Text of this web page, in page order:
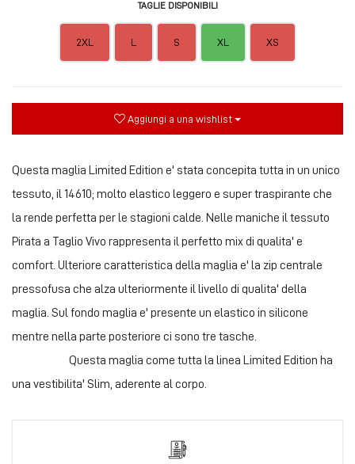
TAGLIE DISPONIBILI
2XL L S XL XS
Aggiungi a una wishlist
Questa maglia Limited Edition e' stata concepita tutta in un unico
tessuto, il 14610; molto elastico leggero e super traspirante che
la rende perfetta per le stagioni calde. Nelle maniche il tessuto
Pirata a Taglio Vivo rappresenta il perfetto mix di qualita' e
comfort. Ulteriore caratteristica della maglia e' la zip centrale
pressofusa che alza ulteriormente il livello di qualita' della
maglia. Sul fondo maglia e' presente un elastico in silicone
mentre nella parte posteriore ci sono tre tasche.
Questa maglia come tutta la linea Limited Edition ha
una vestibilita' Slim, aderente al corpo.